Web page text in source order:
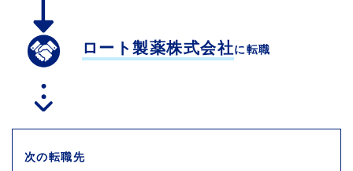
ロート製薬株式会社に転職
次の転職先